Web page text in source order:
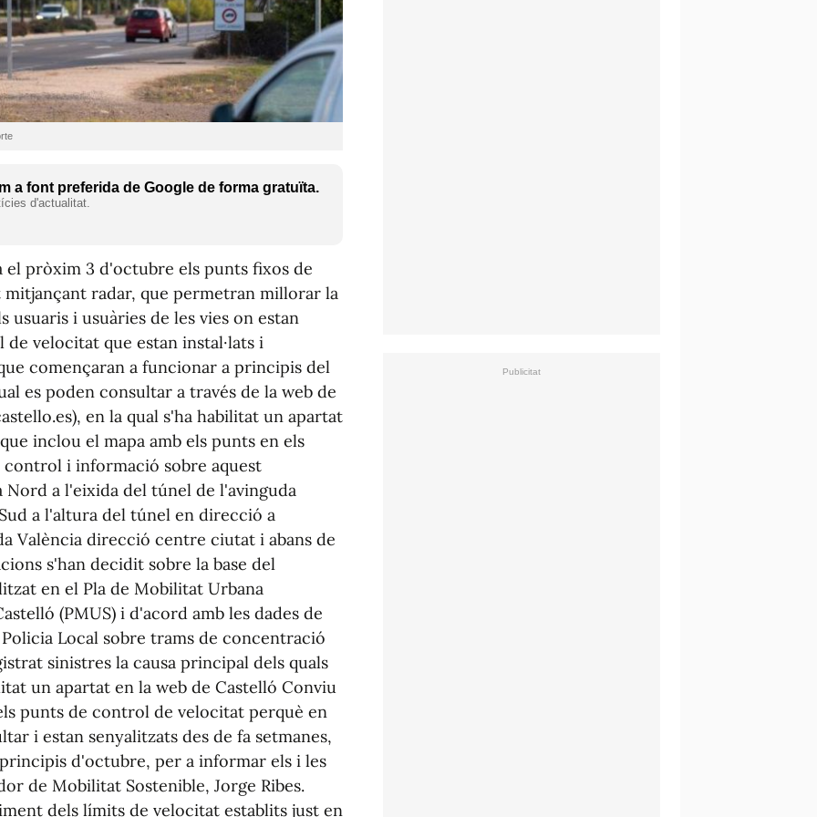
a font preferida de Google de forma gratuïta.
d'actualitat.
el pròxim 3 d'octubre els punts fixos de
radar, que permetran millorar la
i usuàries de les vies on estan
velocitat que estan instal·lats i
començaran a funcionar a principis del
es poden consultar a través de la web de
en la qual s'ha habilitat un apartat
inclou el mapa amb els punts en els
control i informació sobre aquest
Nord a l'eixida del túnel de l'avinguda
a l'altura del túnel en direcció a
València direcció centre ciutat i abans de
s'han decidit sobre la base del
en el Pla de Mobilitat Urbana
(PMUS) i d'acord amb les dades de
Local sobre trams de concentració
sinistres la causa principal dels quals
un apartat en la web de Castelló Conviu
punts de control de velocitat perquè en
i estan senyalitzats des de fa setmanes,
d'octubre, per a informar els i les
de Mobilitat Sostenible, Jorge Ribes.
dels límits de velocitat establits just en